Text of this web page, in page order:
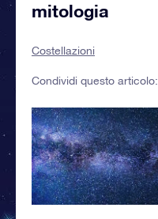
mitologia
Costellazioni
Condividi questo articolo: